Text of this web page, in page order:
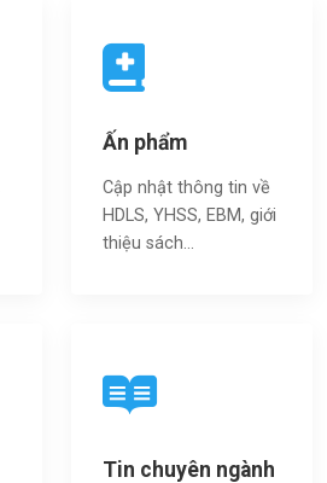
Ấn phẩm
Cập nhật thông tin về
HDLS, YHSS, EBM, giới
thiệu sách…
Tin chuyên ngành